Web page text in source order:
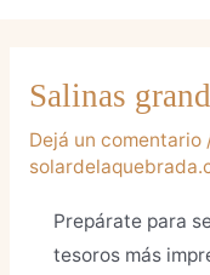
Salinas
Dejá un comentario
Prepárate para
tesoros más